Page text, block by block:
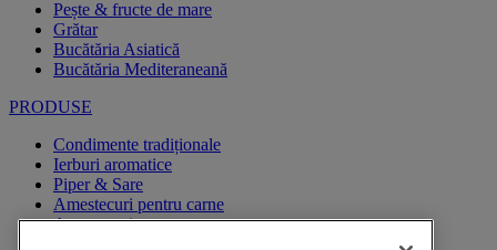
Pește & fructe de mare
Grătar
Bucătăria Asiatică
Bucătăria Mediteraneană
PRODUSE
Condimente tradiționale
Ierburi aromatice
Piper & Sare
Amestecuri pentru carne
Amestecuri pentru pește